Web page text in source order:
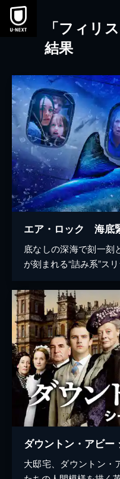
本文へスキップ
「フィリ
結果
エア・ロック 海底
底なしの深海で刻一刻
が刻まれる“詰み系”ス
ダウントン・アビー
大邸宅、ダウントン・